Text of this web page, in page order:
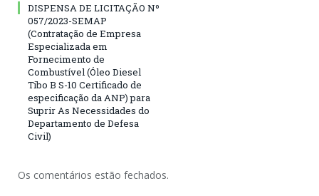
DISPENSA DE LICITAÇÃO Nº
057/2023-SEMAP
(Contratação de Empresa
Especializada em
Fornecimento de
Combustível (Óleo Diesel
Tibo B S-10 Certificado de
especificação da ANP) para
Suprir As Necessidades do
Departamento de Defesa
Civil)
Os comentários estão fechados.